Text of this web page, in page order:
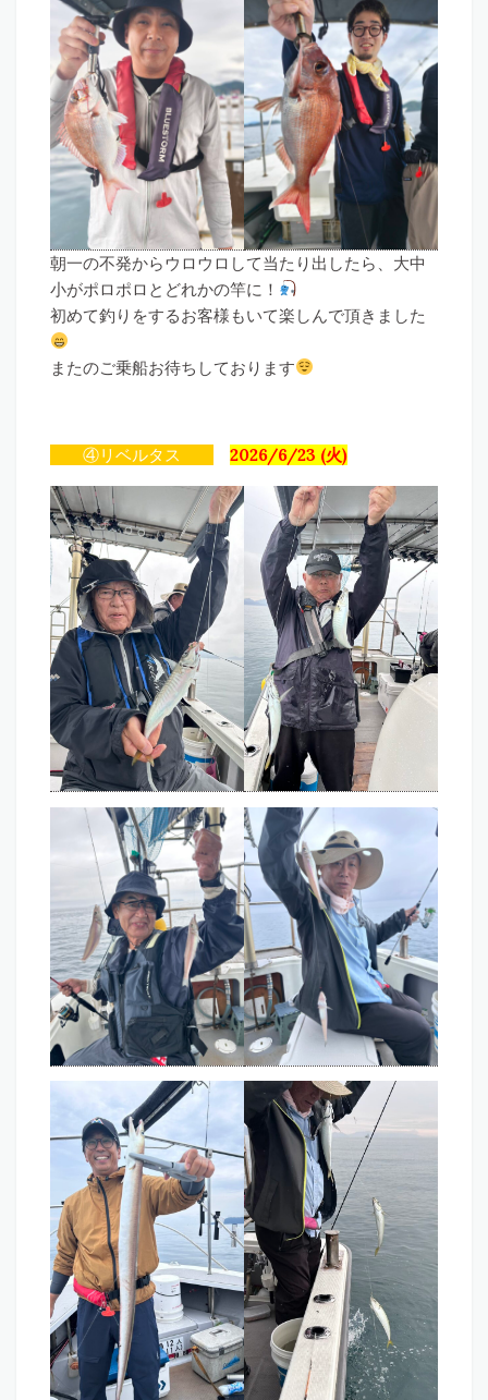
朝一の不発からウロウロして当たり出したら、大中
小がポロポロとどれかの竿に！
初めて釣りをするお客様もいて楽しんで頂きました
またのご乗船お待ちしております
④リベルタス 2026/6/23 (火)